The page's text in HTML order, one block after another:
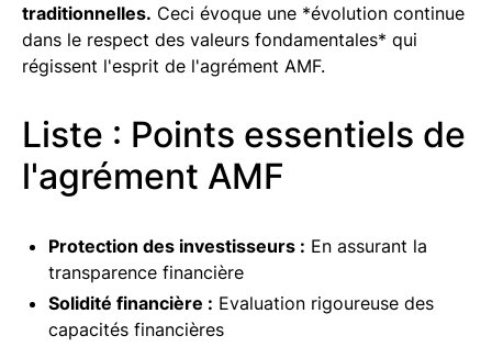
traditionnelles. Ceci évoque une *évolution continue
dans le respect des valeurs fondamentales* qui
régissent l'esprit de l'agrément AMF.
Liste : Points essentiels de
l'agrément AMF
Protection des investisseurs : En assurant la
transparence financière
Solidité financière : Evaluation rigoureuse des
capacités financières